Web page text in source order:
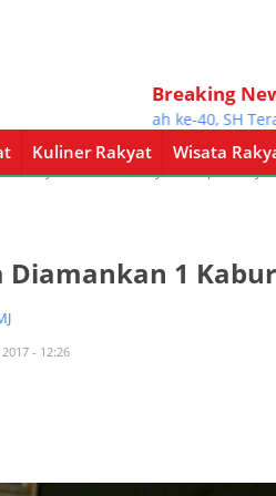
Breaking
Sambut Harlah ke-40, SH Terate
Kuliner Rakyat Wisata
Rakyat Wisata Rakyat Opini Rakyat
Diamankan 1 Kabur
- 12:26